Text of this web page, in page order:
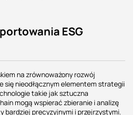
ESG
na zrównoważony rozwój
się nieodłącznym elementem strategii
takie jak sztuczna
mogą wspierać zbieranie i analizę
bardziej precyzyjnymi i przejrzystymi.